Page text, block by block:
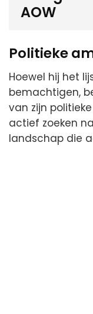
AOW
Politieke
Hoewel hij het
bemachtigen,
van zijn
actief zoeken
landschap die